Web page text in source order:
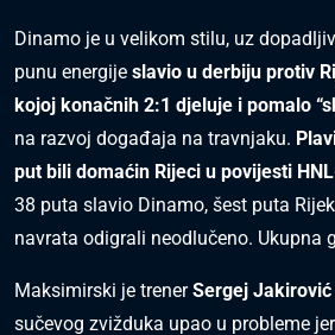
Dinamo je u velikom stilu, uz
punu energije slavio u derbiju protiv
kojoj konačnih 2:1 djeluje i pomalo
na razvoj događaja na travnjaku.
put bili domaćin Rijeci u povijesti
38 puta slavio Dinamo, šest puta
navrata odigrali neodlučeno. Ukupna
Maksimirski je trenerSergej Jakirović
sučevog zvižduka upao u probleme jer